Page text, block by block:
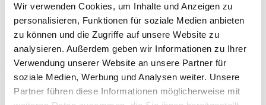
Wir verwenden Cookies, um Inhalte und Anzeigen zu
personalisieren, Funktionen für soziale Medien anbieten
zu können und die Zugriffe auf unsere Website zu
analysieren. Außerdem geben wir Informationen zu Ihrer
Verwendung unserer Website an unsere Partner für
soziale Medien, Werbung und Analysen weiter. Unsere
Partner führen diese Informationen möglicherweise mit
Die Veranstaltung ist öffentlich und richtet sich an
Astronomiebegeisterte, Studierende und Fachleute, welche die Rolle
der wissenschaftlichen Forschung bei der Prävention kosmischer
Gefahren besser verstehen möchten. Der Eintritt ist frei, eine Online-
Vormerkung auf derWebsite des Museumswird empfohlen. Die
Veranstaltung ist online auf dem YouTube-Kanal des Museums zu